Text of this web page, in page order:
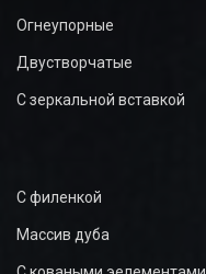
Огнеупорные
Двустворчатые
С зеркальной вставкой
С филенкой
Массив дуба